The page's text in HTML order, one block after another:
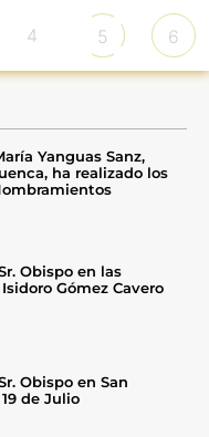
4 5 6
Yanguas Sanz,
ha realizado los
Obispo en las
Gómez Cavero
Obispo en San
de Julio